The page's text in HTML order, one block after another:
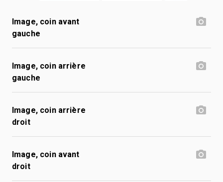
Image, coin avant
gauche
Image, coin arrière
gauche
Image, coin arrière
droit
Image, coin avant
droit